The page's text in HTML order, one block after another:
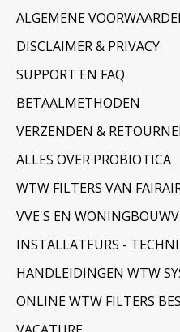
ALGEMENE
DISCLAIMER & PRIVACY
SUPPORT EN FAQ
BETAALMETHODEN
VERZENDEN &
ALLES OVER PROBIOTICA
WTW FILTERS VAN
VVE'S EN
INSTALLATEURS -
HANDLEIDINGEN WTW
ONLINE WTW FILTERS